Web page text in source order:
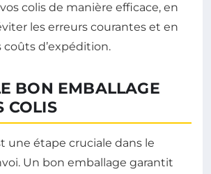
colis de manière efficace, en
les erreurs courantes et en
d’expédition.
BON EMBALLAGE
COLIS
une étape cruciale dans le
Un bon emballage garantit